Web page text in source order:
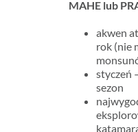
MAHE lub
akwen
rok (nie
styczeń
sezon